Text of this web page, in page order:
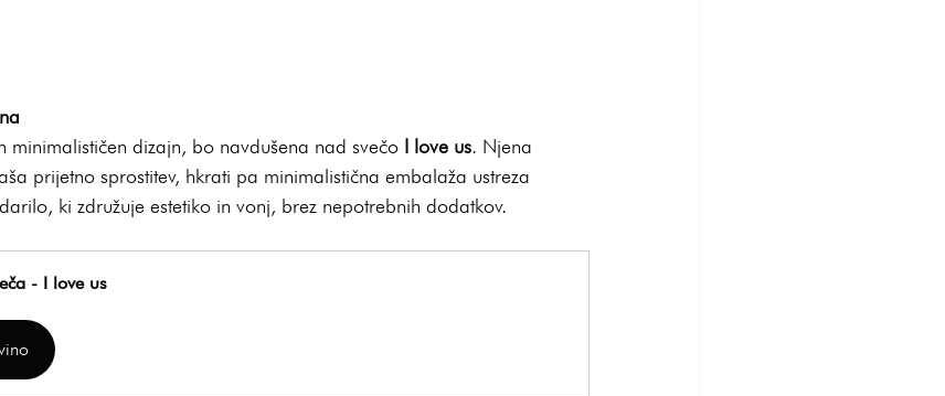
minimalističen dizajn, bo navdušena nad svečo I love us. Njena
prijetno sprostitev, hkrati pa minimalistična embalaža ustreza
ki združuje estetiko in vonj, brez nepotrebnih dodatkov.
- I love us